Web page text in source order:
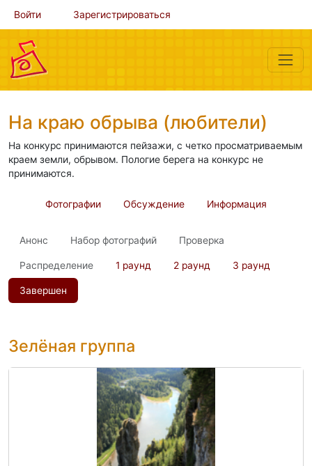
Войти Зарегистрироваться
На краю обрыва (любители)
На конкурс принимаются пейзажи, с четко просматриваемым
краем земли, обрывом. Пологие берега на конкурс не
принимаются.
Фотографии Обсуждение Информация
Анонс Набор фотографий Проверка
Распределение 1 раунд 2 раунд 3 раунд
Завершен
Зелёная группа